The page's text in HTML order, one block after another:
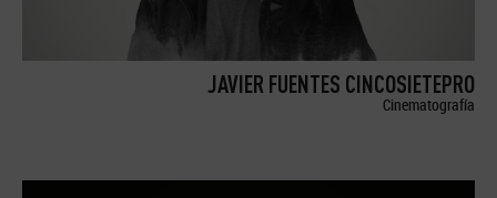
JAVIER FUENTES CINCOSIETEPRO
Cinematografía